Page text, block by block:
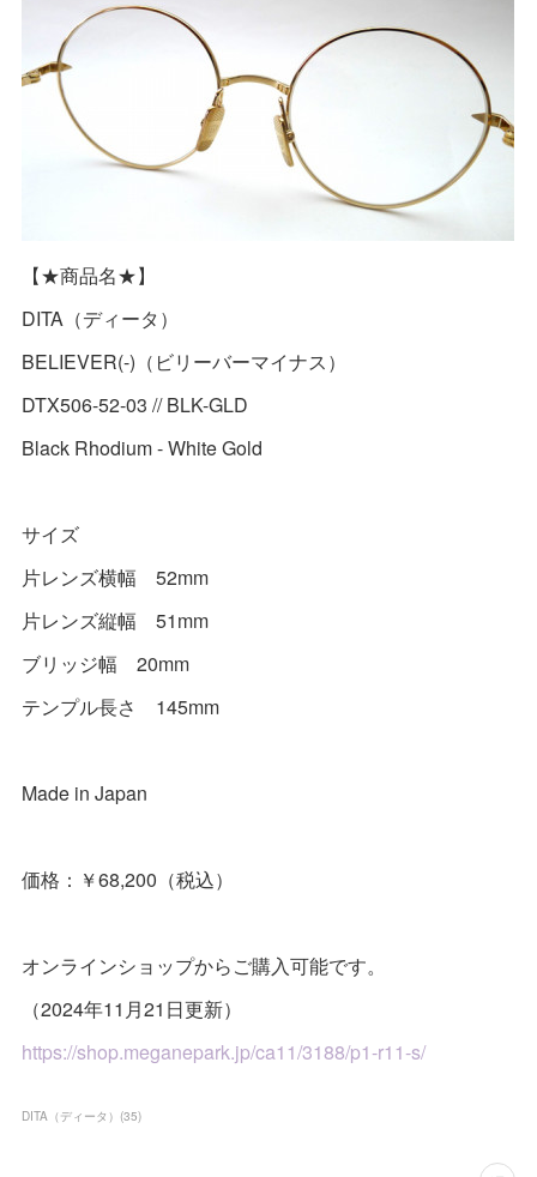
【★商品名★】
DITA（ディータ）
BELIEVER(-)（ビリーバーマイナス）
DTX506-52-03 // BLK-GLD
Black Rhodium - White Gold
サイズ
片レンズ横幅 52mm
片レンズ縦幅 51mm
ブリッジ幅 20mm
テンプル長さ 145mm
Made in Japan
価格：￥68,200（税込）
オンラインショップからご購入可能です。
（2024年11月21日更新）
https://shop.meganepark.jp/ca11/3188/p1-r11-s/
DITA（ディータ） (35)